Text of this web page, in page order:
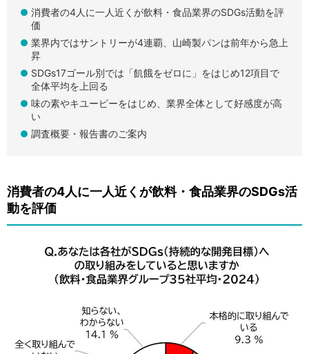
消費者の4人に一人近くが飲料・食品業界のSDGs活動を評
価
業界内ではサントリーが4連覇、山崎製パンは前年から急上
昇
SDGs17ゴール別では「飢餓をゼロに」をはじめ12項目で
全体平均を上回る
味の素やキユーピーをはじめ、業界全体として好感度が高
い
調査概要・報告書のご案内
消費者の4人に一人近くが飲料・食品業界のSDGs活
動を評価